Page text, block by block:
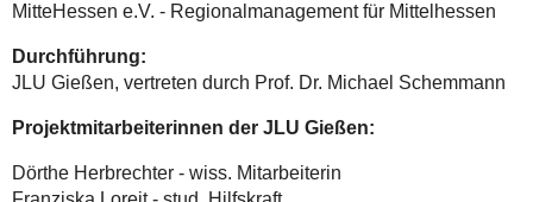
MitteHessen e.V. - Regionalmanagement für Mittelhessen
Durchführung:
JLU Gießen, vertreten durch Prof. Dr. Michael Schemmann
Projektmitarbeiterinnen der JLU Gießen:
Dörthe Herbrechter - wiss. Mitarbeiterin